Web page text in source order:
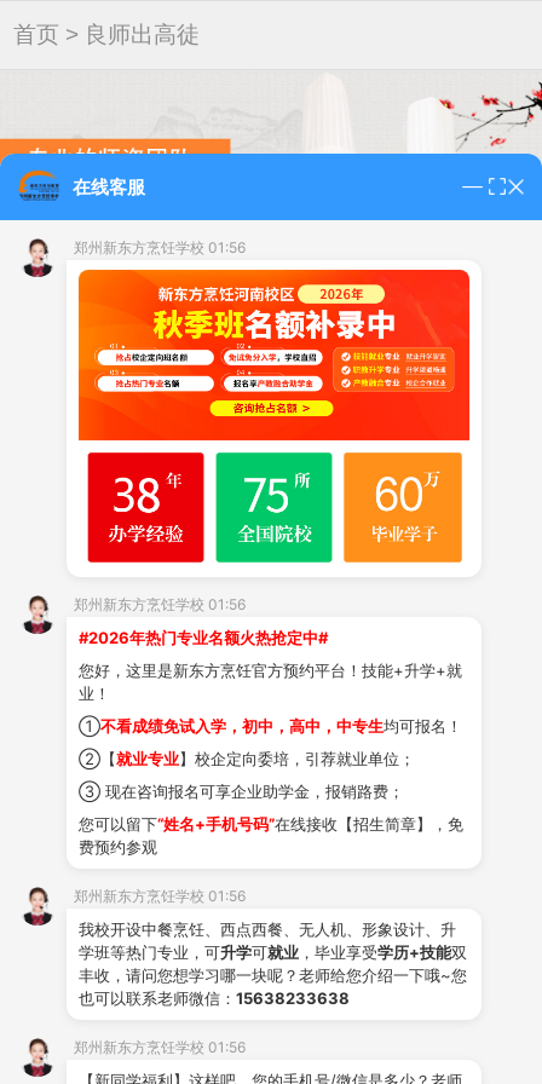
首页 > 良师出高徒
免费预约试听
郭留营
中级西点技师
李雪宁
周建强
技师 食品翻糖师 糖艺师
了解详情
在线客服
郑州新东方烹饪学校 01:56
郑州新东方烹饪学校 01:56
#2026年热门专业名额火热抢定中#
您好，这里是新东方烹饪官方预约平台！技能+升学+就
业！
①不看成绩免试入学，初中，高中，中专生均可报名！
②【就业专业】校企定向委培，引荐就业单位；
③ 现在咨询报名可享企业助学金，报销路费；
您可以留下“姓名+手机号码”在线接收【招生简章】，免
费预约参观
郑州新东方烹饪学校 01:56
我校开设中餐烹饪、西点西餐、无人机、形象设计、升
学班等热门专业，可升学可就业 ，毕业享受学历+技能双
丰收，请问您想学习哪一块呢？老师给您介绍一下哦~您
也可以联系老师微信： 15638233638
郑州新东方烹饪学校 01:56